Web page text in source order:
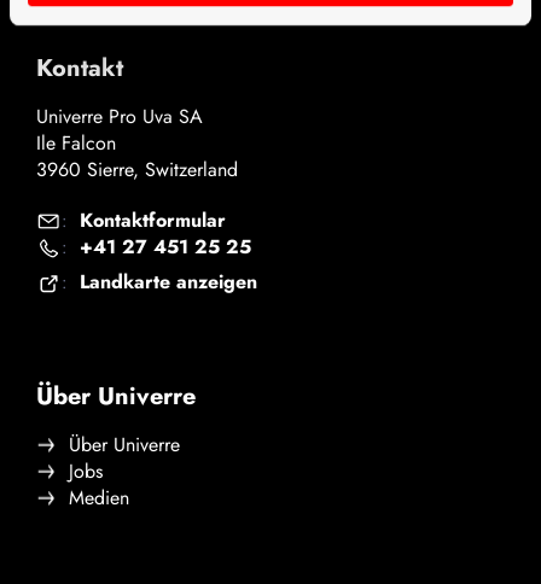
Kontakt
Univerre Pro Uva SA
Ile Falcon
3960 Sierre, Switzerland
: Kontaktformular
: +41 27 451 25 25
: Landkarte anzeigen
Über Univerre
Über Univerre
Jobs
Medien